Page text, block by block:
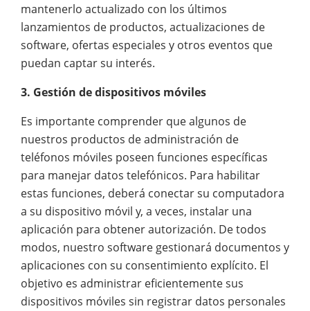
mantenerlo actualizado con los últimos
lanzamientos de productos, actualizaciones de
software, ofertas especiales y otros eventos que
puedan captar su interés.
3. Gestión de dispositivos móviles
Es importante comprender que algunos de
nuestros productos de administración de
teléfonos móviles poseen funciones específicas
para manejar datos telefónicos. Para habilitar
estas funciones, deberá conectar su computadora
a su dispositivo móvil y, a veces, instalar una
aplicación para obtener autorización. De todos
modos, nuestro software gestionará documentos y
aplicaciones con su consentimiento explícito. El
objetivo es administrar eficientemente sus
dispositivos móviles sin registrar datos personales